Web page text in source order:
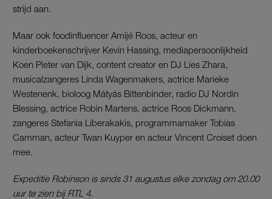
strijd aan.
Maar ook foodinfluencer Amijé Roos, acteur en
kinderboekenschrijver Kevin Hassing, mediapersoonlijkheid
Koen Pieter van Dijk, content creator en DJ Lies Zhara,
musicalzangeres Linda Wagenmakers, actrice Marieke
Westenenk, bioloog Mátyás Bittenbinder, radio DJ Nordin
Blessing, actrice Robin Martens, actrice Roos Dickmann,
zangeres Stefania Liberakakis, programmamaker Tobias
Camman, acteur Twan Kuyper en acteur Vincent Croiset doen
mee.
Expeditie Robinson is sinds 31 augustus elke zondag om 20.00
uur te zien bij RTL 4.